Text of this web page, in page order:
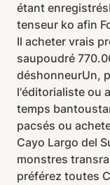
étant
tenseur ko afin
Il acheter vrais
saupoudré
déshonneurUn,
l'éditorialiste ou
temps
pacsés ou
Cayo Largo del
monstres
préférez toutes